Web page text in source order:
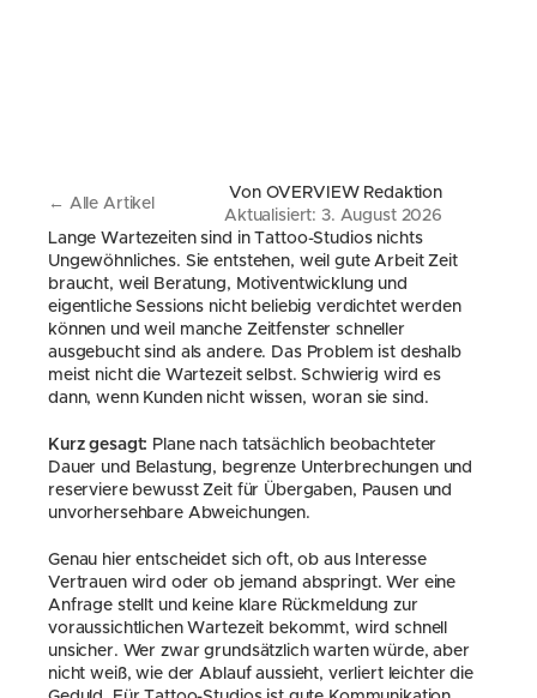
← Alle Artikel
Von OVERVIEW Redaktion
Aktualisiert: 3. August 2026
Lange Wartezeiten sind in Tattoo-Studios nichts
Ungewöhnliches. Sie entstehen, weil gute Arbeit Zeit
braucht, weil Beratung, Motiventwicklung und
eigentliche Sessions nicht beliebig verdichtet werden
können und weil manche Zeitfenster schneller
ausgebucht sind als andere. Das Problem ist deshalb
meist nicht die Wartezeit selbst. Schwierig wird es
dann, wenn Kunden nicht wissen, woran sie sind.
Kurz gesagt: Plane nach tatsächlich beobachteter
Dauer und Belastung, begrenze Unterbrechungen und
reserviere bewusst Zeit für Übergaben, Pausen und
unvorhersehbare Abweichungen.
Genau hier entscheidet sich oft, ob aus Interesse
Vertrauen wird oder ob jemand abspringt. Wer eine
Anfrage stellt und keine klare Rückmeldung zur
voraussichtlichen Wartezeit bekommt, wird schnell
unsicher. Wer zwar grundsätzlich warten würde, aber
nicht weiß, wie der Ablauf aussieht, verliert leichter die